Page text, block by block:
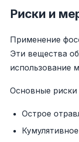
Риски и
Применение
Эти вещества
использование
Основные
Острое